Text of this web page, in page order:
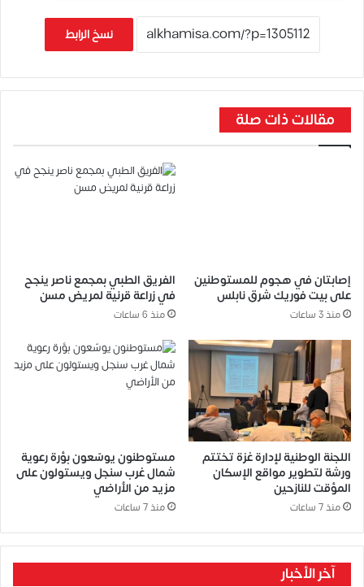
نسخ الرابط
مقالات ذات صلة
إصابتان في هجوم للمستوطنين
على بيت فوريك شرق نابلس
منذ 3 ساعات
الفريق الطبي بمجمع ناصر ينجح
في زراعة قرنية لمريض مسن
منذ 6 ساعات
اللجنة الوطنية لإدارة غزة تختتم
ورشة لتطوير مواقع الإسكان
المؤقت للنازحين
منذ 7 ساعات
مستوطنون يوسّعون بؤرة رعوية
شمال غرب سنجل ويستولون على
مزيد من الأراضي
منذ 7 ساعات
آخر الأخبار